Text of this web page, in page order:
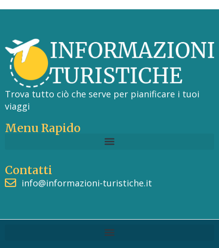
Trova tutto ciò che serve per pianificare i tuoi
viaggi
Menu Rapido
Contatti
info@informazioni-turistiche.it